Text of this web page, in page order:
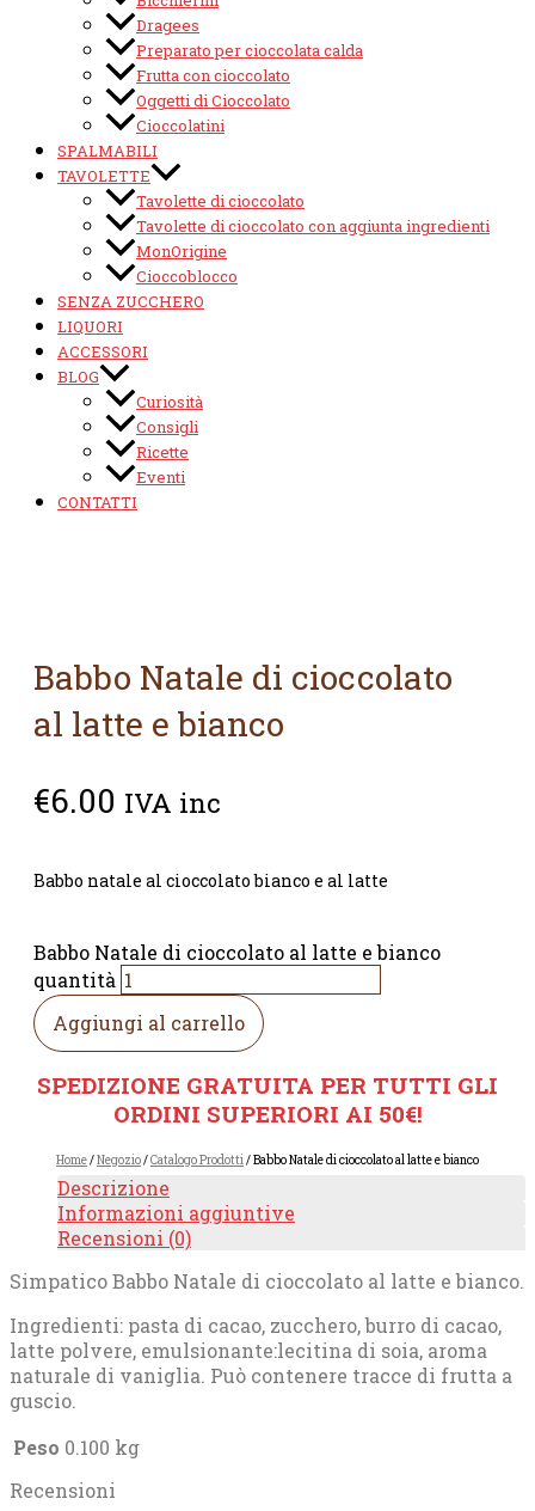
Dragees
Preparato per cioccolata calda
Frutta con cioccolato
Oggetti di Cioccolato
Cioccolatini
SPALMABILI
TAVOLETTE
Tavolette di cioccolato
Tavolette di cioccolato con aggiunta ingredienti
MonOrigine
Cioccoblocco
SENZA ZUCCHERO
LIQUORI
ACCESSORI
BLOG
Curiosità
Consigli
Ricette
Eventi
CONTATTI
Babbo Natale di cioccolato
al latte e bianco
€6.00 IVA inc
Babbo natale al cioccolato bianco e al latte
Babbo Natale di cioccolato al latte e bianco
quantità
Aggiungi al carrello
SPEDIZIONE GRATUITA PER TUTTI GLI
ORDINI SUPERIORI AI 50€!
Home/Negozio/Catalogo Prodotti/ Babbo Natale di cioccolato al latte e bianco
Descrizione
Informazioni aggiuntive
Recensioni (0)
Simpatico Babbo Natale di cioccolato al latte e bianco.
Ingredienti: pasta di cacao, zucchero, burro di cacao,
latte polvere, emulsionante:lecitina di soia, aroma
naturale di vaniglia. Può contenere tracce di frutta a
guscio.
Peso 0.100 kg
Recensioni